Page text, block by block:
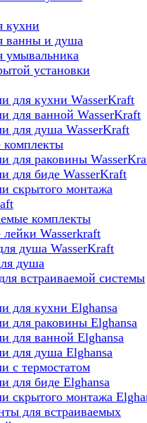
кухни
ванны и душа
умывальника
установки
для кухни WasserKraft
для ванной WasserKraft
для душа WasserKraft
для раковины
для биде WasserKraft
скрытого монтажа
комплекты
Wasserkraft
душа WasserKraft
душа
встраиваемой системы
для кухни Elghansa
для раковины Elghansa
для ванной Elghansa
для душа Elghansa
с термостатом
для биде Elghansa
скрытого монтажа
для встраиваемых